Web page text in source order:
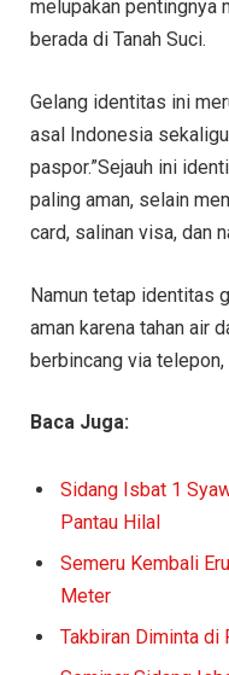
melupakan pentingnya
berada di Tanah Suci.
Gelang identitas ini
asal Indonesia
paspor.”Sejauh ini
paling aman, selain
card, salinan visa, dan
Namun tetap identitas
aman karena tahan air
berbincang via
Baca Juga:
Sidang Isbat 1
Pantau Hilal
Semeru Kembali
Meter
Takbiran Diminta di